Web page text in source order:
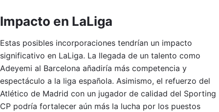
Impacto en LaLiga
Estas posibles incorporaciones tendrían un impacto
significativo en LaLiga. La llegada de un talento como
Adeyemi al Barcelona añadiría más competencia y
espectáculo a la liga española. Asimismo, el refuerzo del
Atlético de Madrid con un jugador de calidad del Sporting
CP podría fortalecer aún más la lucha por los puestos